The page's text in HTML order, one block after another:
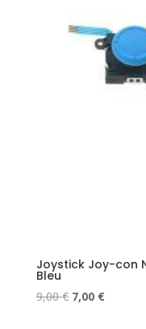
Joystick Joy-con
Bleu
9,00€ Le
7,00 €Le